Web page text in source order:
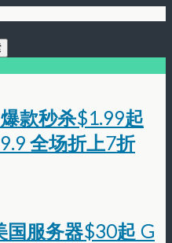
款秒杀$1.99起
全场折上7折
国服务器$30起 G